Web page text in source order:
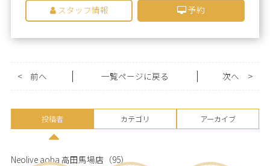
スタッフ情報 予約
< 前へ 一覧ページに戻る >
次へ
投稿者 カテゴリ アーカイブ
Neolive aoba 高田馬場店 （95）